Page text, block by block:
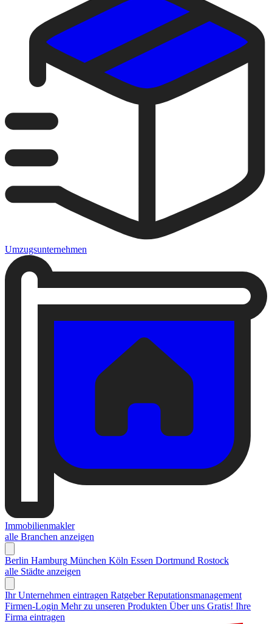
Umzugsunternehmen
Immobilienmakler
alle Branchen anzeigen
Berlin Hamburg München Köln Essen Dortmund Rostock
alle Städte anzeigen
Ihr Unternehmen eintragen Ratgeber Reputationsmanagement
Firmen-Login Mehr zu unseren Produkten Über uns Gratis! Ihre
Firma eintragen